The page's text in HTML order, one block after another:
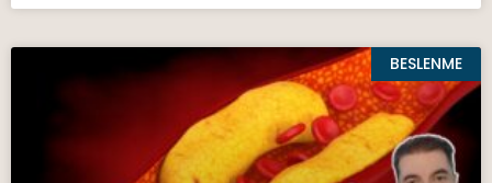
BESLENME